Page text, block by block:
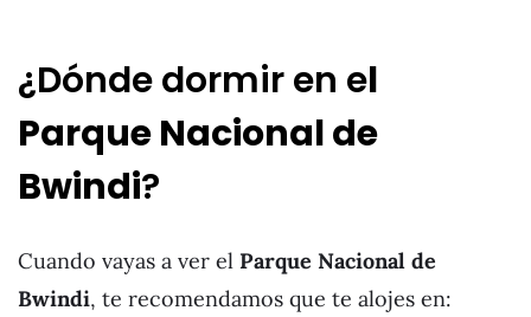
¿Dónde dormir en el
Parque Nacional de
Bwindi?
Cuando vayas a ver el Parque Nacional de
Bwindi, te recomendamos que te alojes en: